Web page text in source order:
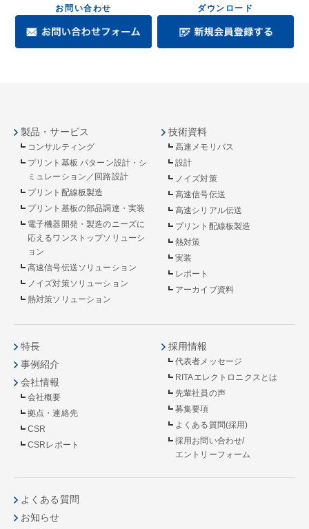
お問い合わせ
ダウンロード
製品・サービス
コンサルティング
プリント基板 パターン設計・シ
ミュレーション／回路設計
プリント配線板製造
プリント基板の部品調達・実装
電子機器開発・製造のニーズに
応えるワンストップソリューシ
ョン
高速信号伝送ソリューション
ノイズ対策ソリューション
熱対策ソリューション
技術資料
高速メモリバス
設計
ノイズ対策
高速信号伝送
高速シリアル伝送
プリント配線板製造
熱対策
実装
レポート
アーカイブ資料
特長
事例紹介
会社情報
会社概要
拠点・連絡先
CSR
CSRレポート
採用情報
代表者メッセージ
RITAエレクトロニクスとは
先輩社員の声
募集要項
よくある質問(採用)
採用お問い合わせ/
エントリーフォーム
よくある質問
お知らせ